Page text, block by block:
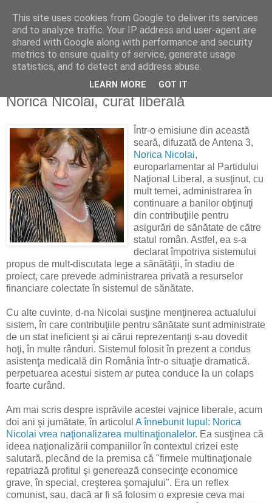
Reflecţii economice
blog de reflecţii, informaţii şi opinii economice
joi, 22 decembrie 2011
Norica Nicolai, curat liberală
Într-o emisiune din această
seară, difuzată de Antena 3,
Norica Nicolai,
europarlamentar al Partidului
Naţional Liberal, a susţinut, cu
mult temei, administrarea în
continuare a banilor obţinuţi
din contribuţiile pentru
asigurări de sănătate de către
statul român. Astfel, ea s-a
declarat împotriva sistemului
propus de mult-discutata lege a sănătăţii, în stadiu de
proiect, care prevede administrarea privată a resurselor
financiare colectate în sistemul de sănătate.
Cu alte cuvinte, d-na Nicolai susţine menţinerea actualului
sistem, în care contribuţiile pentru sănătate sunt administrate
de un stat ineficient şi ai cărui reprezentanţi s-au dovedit
hoţi, în multe rânduri. Sistemul folosit în prezent a condus
asistenţa medicală din România într-o situaţie dramatică.
perpetuarea acestui sistem ar putea conduce la un colaps
foarte curând.
Am mai scris despre isprăvile acestei vajnice liberale, acum
doi ani şi jumătate, în articolul A înnebunit lupul: Norica
Nicolai vrea naţionalizarea multinaţionalelor. Ea susţinea că
ideea naţionalizării companiilor în contextul crizei este
salutară, plecând de la premisa că "firmele multinaţionale
repatriază profitul şi generează consecinţe economice
grave, în special, creşterea şomajului". Era un reflex
comunist, sau, dacă ar fi să folosim o expresie ceva mai
This site uses cookies from Google to deliver its services
and to analyze traffic. Your IP address and user-agent are
shared with Google along with performance and security
metrics to ensure quality of service, generate usage
statistics, and to detect and address abuse.
LEARN MORE GOT IT